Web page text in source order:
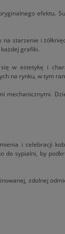
efektu.
starzenie i
grafiki.
w estetykę i
na rynku, w tym
mechanicznymi.
i celebracji
do sypialni, by
zdolnej